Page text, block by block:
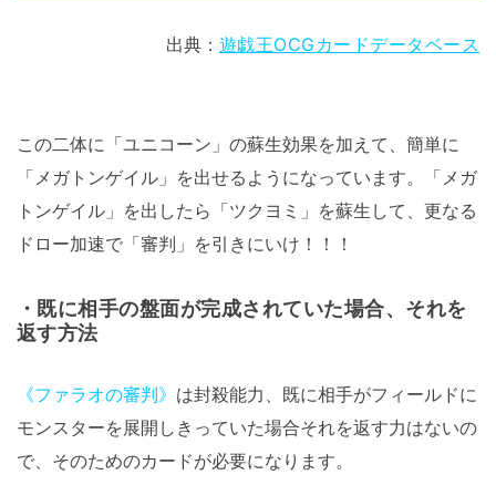
出典： 遊戯王OCGカードデータベース
この二体に「ユニコーン」の蘇生効果を加えて、簡単に
「メガトンゲイル」を出せるようになっています。「メガ
トンゲイル」を出したら「ツクヨミ」を蘇生して、更なる
ドロー加速で「審判」を引きにいけ！！！
・既に相手の盤面が完成されていた場合、それを
返す方法
《ファラオの審判》 は封殺能力、既に相手がフィールドに
モンスターを展開しきっていた場合それを返す力はないの
で、そのためのカードが必要になります。